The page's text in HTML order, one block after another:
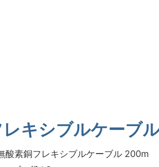
レキシブルケーブ
酸素銅フレキシブルケーブル 200m